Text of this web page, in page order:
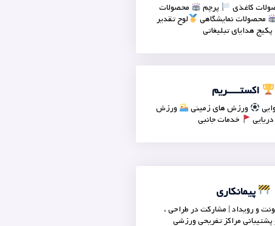
کاغذی پرچم
محصولات
محصولات نمایشگاهی
لوح تقدیر
پکیج هدایای تبلیغاتی
اکستــــریم
ورزش های زمینی
ورزش
خدمات جانبی
پیمانکاری
و رویداد | مشارکت در طراحی ،
مراکز تفریحی ورزشی